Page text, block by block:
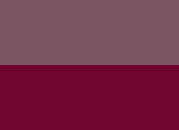
de la célèbre bande